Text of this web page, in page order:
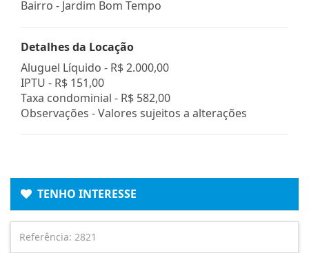
Bairro - Jardim Bom Tempo
Detalhes da Locação
Aluguel Líquido - R$ 2.000,00
IPTU - R$ 151,00
Taxa condominial - R$ 582,00
Observações - Valores sujeitos a alterações
TENHO INTERESSE